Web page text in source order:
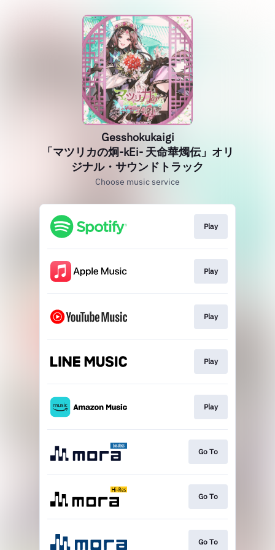
Gesshokukaigi
「マツリカの炯-kEi- 天命華燭伝」オリ
ジナル・サウンドトラック
Choose music service
Play
Play
Play
Play
Play
Go To
Go To
Go To